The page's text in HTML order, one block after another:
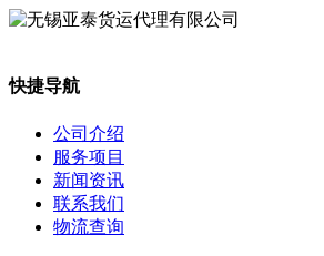
快捷导航
公司介绍
服务项目
新闻资讯
联系我们
物流查询